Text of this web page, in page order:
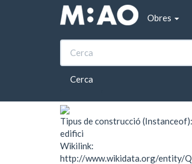
Vés al contingut
Obres
Cerca
Inici Panteó Cabañas
Panteó
Tipus de construcció (Instanceof):
edifici
Wikilink:
http://www.wikidata.org/entity/